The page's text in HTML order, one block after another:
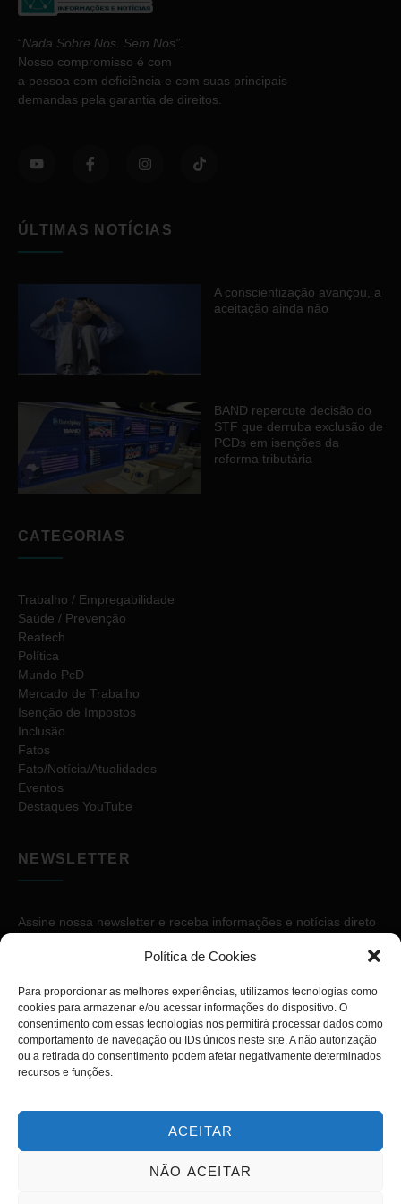
Política de Cookies
Para proporcionar as melhores experiências, utilizamos tecnologias como
cookies para armazenar e/ou acessar informações do dispositivo. O
consentimento com essas tecnologias nos permitirá processar dados como
comportamento de navegação ou IDs únicos neste site. A não autorização
ou a retirada do consentimento podem afetar negativamente determinados
recursos e funções.
ACEITAR
NÃO ACEITAR
“Nada Sobre Nós. Sem Nós”
Nosso compromisso é com
a pessoa com deficiência e com suas principais
demandas pela garantia de direitos.
ÚLTIMAS NOTÍCIAS
A conscientização avançou, a
aceitação ainda não
BAND repercute decisão do
STF que derruba exclusão de
PCDs em isenções da
reforma tributária
CATEGORIAS
Trabalho / Empregabilidade
Saúde / Prevenção
Reatech
Política
Mundo PcD
Mercado de Trabalho
Isenção de Impostos
Inclusão
Fatos
Fato/Notícia/Atualidades
Eventos
Destaques YouTube
NEWSLETTER
Assine nossa newsletter e receba informações e notícias direto
Copyright © 2026. Diário PcD. Todos os direitos reservados.